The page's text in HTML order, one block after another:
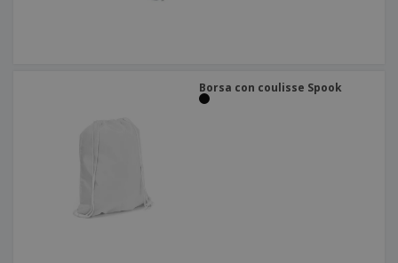
Borsa con coulisse Spook